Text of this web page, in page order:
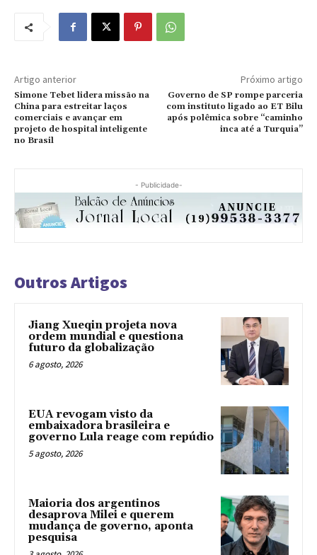
Artigo anterior
Simone Tebet lidera missão na
China para estreitar laços
comerciais e avançar em
projeto de hospital inteligente
no Brasil
Próximo artigo
Governo de SP rompe parceria
com instituto ligado ao ET Bilu
após polêmica sobre “caminho
inca até a Turquia”
- Publicidade-
Outros Artigos
Jiang Xueqin projeta nova
ordem mundial e questiona
futuro da globalização
6 agosto, 2026
EUA revogam visto da
embaixadora brasileira e
governo Lula reage com repúdio
5 agosto, 2026
Maioria dos argentinos
desaprova Milei e querem
mudança de governo, aponta
pesquisa